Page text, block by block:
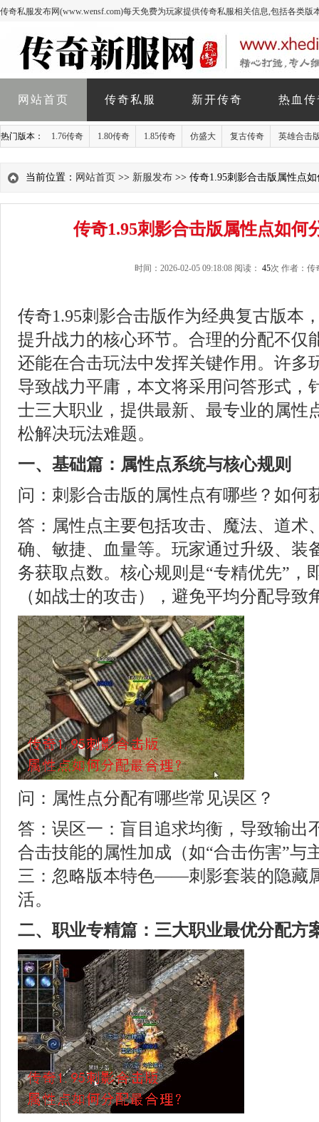
传奇私服发布网(www.wensf.com)每天免费为玩家提供传奇私服相关信息,包括各类
网站首页 传奇私服 新开传奇 热血
热门版本： 1.76传奇 1.80传奇 1.85传奇 仿盛大 复古传奇 英雄合击
当前位置： 网站首页 >> 新服发布 >> 传奇1.95刺影合击版属性点
传奇1.95刺影合击版属性点如何
时间：2026-02-05 09:18:08 阅读： 45次 作者：传
传奇1.95刺影合击版作为经典复古版本
提升战力的核心环节。合理的分配不仅
还能在合击玩法中发挥关键作用。许多
导致战力平庸，本文将采用问答形式，
士三大职业，提供最新、最专业的属性
松解决玩法难题。
一、基础篇：属性点系统与核心规则
问：刺影合击版的属性点有哪些？如何
答：属性点主要包括攻击、魔法、道术
确、敏捷、血量等。玩家通过升级、装
务获取点数。核心规则是“专精优先”，
（如战士的攻击），避免平均分配导致
问：属性点分配有哪些常见误区？
答：误区一：盲目追求均衡，导致输出
合击技能的属性加成（如“合击伤害”与
三：忽略版本特色——刺影套装的隐藏
活。
二、职业专精篇：三大职业最优分配方